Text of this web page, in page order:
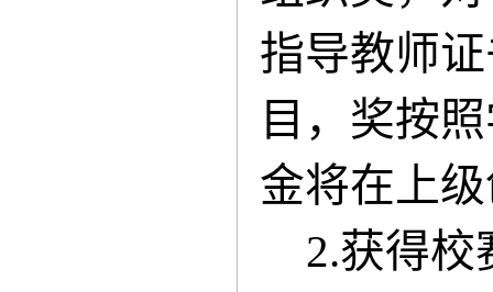
指导教师
目，奖按
金将在上
2.获得校